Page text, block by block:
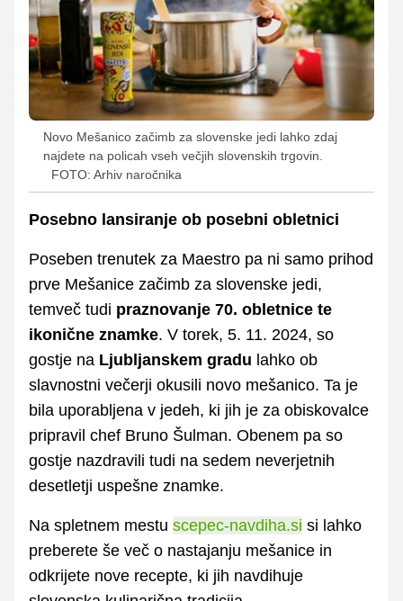
Novo Mešanico začimb za slovenske jedi lahko zdaj
najdete na policah vseh večjih slovenskih trgovin.
FOTO: Arhiv naročnika
Posebno lansiranje ob posebni obletnici
Poseben trenutek za Maestro pa ni samo prihod
prve Mešanice začimb za slovenske jedi,
temveč tudi praznovanje 70. obletnice te
ikonične znamke. V torek, 5. 11. 2024, so
gostje na Ljubljanskem gradu lahko ob
slavnostni večerji okusili novo mešanico. Ta je
bila uporabljena v jedeh, ki jih je za obiskovalce
pripravil chef Bruno Šulman. Obenem pa so
gostje nazdravili tudi na sedem neverjetnih
desetletji uspešne znamke.
Na spletnem mestu scepec-navdiha.si si lahko
preberete še več o nastajanju mešanice in
odkrijete nove recepte, ki jih navdihuje